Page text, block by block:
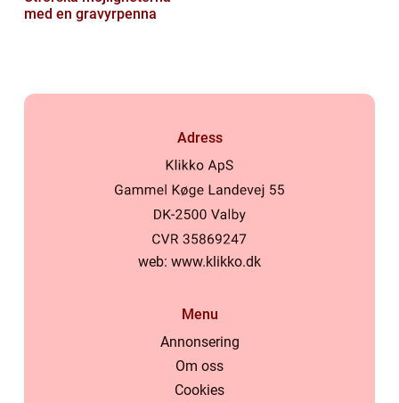
med en gravyrpenna
Adress
web: www.klikko.dk
Menu
Annonsering
Om oss
Cookies